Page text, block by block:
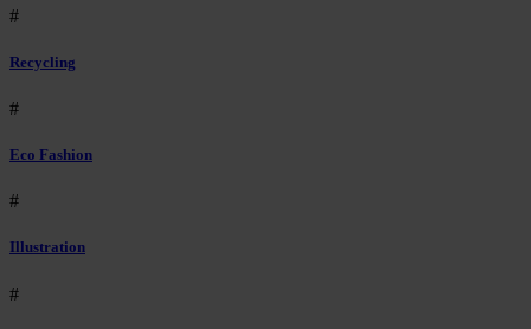
#
Recycling
#
Eco Fashion
#
Illustration
#